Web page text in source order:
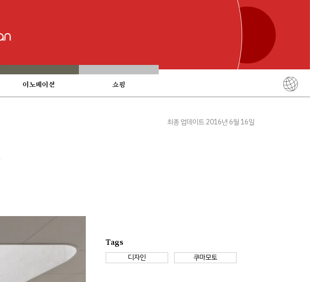
이노베이션 쇼핑
简体中文
최종 업데이트 2016년 6월 16일
Tags
디자인 쿠마모토